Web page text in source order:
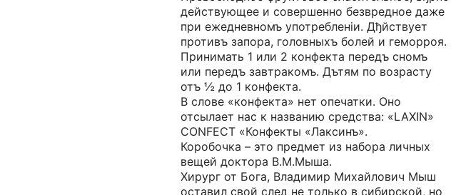
действующее и совершенно безвредное даже
при ежедневномъ употребленiи. Дђйствует
противъ запора, головныхъ болей и геморроя.
Принимать 1 или 2 конфекта передъ сномъ
или передъ завтракомъ. Дътям по возрасту
отъ ½ до 1 конфекта.
В слове «конфекта» нет опечатки. Оно
отсылает нас к названию средства: «LAXIN»
CONFECT «Конфекты «Лаксинъ».
Коробочка – это предмет из набора личных
вещей доктора В.М.Мыша.
Хирург от Бога, Владимир Михайлович Мыш
оставил свой след не только в сибирской, но